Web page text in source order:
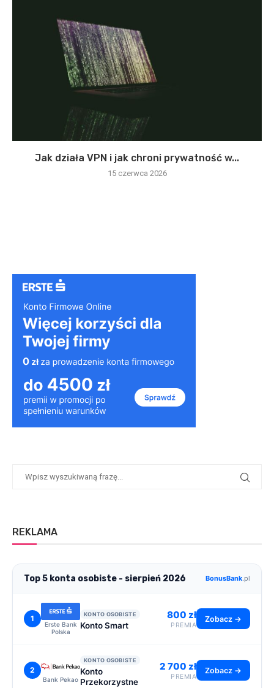
Jak działa VPN i jak chroni prywatność w...
15 czerwca 2026
REKLAMA
Top 5 konta osobiste - sierpień 2026 BonusBank.pl
1
Erste Bank
Polska
KONTO OSOBISTE
Konto Smart
800 zł
PREMIA
Zobacz →
2
Bank Pekao
KONTO OSOBISTE
Konto
Przekorzystne
2 700 zł
PREMIA
Zobacz →